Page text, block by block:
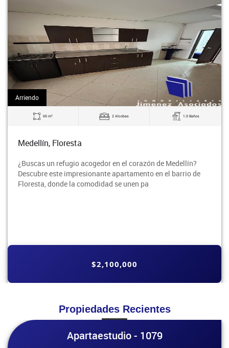
Arriendo
65 m2 2 Alcobas 1.0 Baños
Medellín, Floresta
¿Buscas un refugio acogedor en el corazón de Medellín?
Descubre este impresionante apartamento en el barrio de
Floresta, donde la comodidad se unen pa
$2,100,000
Propiedades Recientes
Apartaestudio - 1079